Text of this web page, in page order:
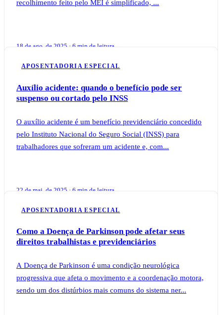
recolhimento feito pelo MEI é simplificado, ...
18 de ago. de 2025 · 6 min de leitura
APOSENTADORIA ESPECIAL
Auxílio acidente: quando o benefício pode ser
suspenso ou cortado pelo INSS
O auxílio acidente é um benefício previdenciário concedido
pelo Instituto Nacional do Seguro Social (INSS) para
trabalhadores que sofreram um acidente e, com...
22 de mai. de 2025 · 6 min de leitura
APOSENTADORIA ESPECIAL
Como a Doença de Parkinson pode afetar seus
direitos trabalhistas e previdenciários
A Doença de Parkinson é uma condição neurológica
progressiva que afeta o movimento e a coordenação motora,
sendo um dos distúrbios mais comuns do sistema ner...